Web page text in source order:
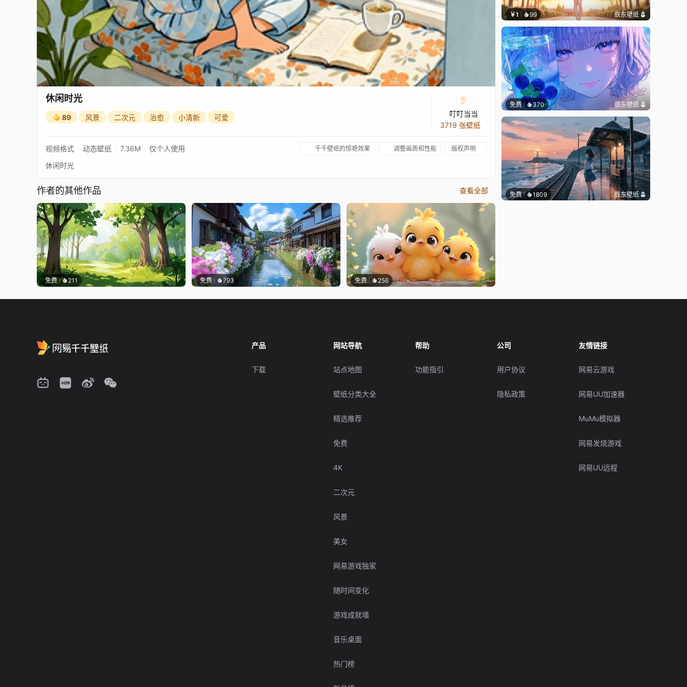
休闲时光
89 风景 二次元 治愈 小清新 可爱
叮叮当当
3719 张壁纸
视频格式 动态壁纸 7.36M 仅个人使用 千千壁纸的惊艳效果 调整画质和性能 版权声明
休闲时光
作者的其他作品 查看全部
免费 211 免费 793 免费 256
￥1 99 辰东壁纸
免费 370 辰东壁纸
免费 1809 辰东壁纸
产品
下载
网站导航
站点地图
壁纸分类大全
精选推荐
免费
4K
二次元
风景
美女
网易游戏独家
随时间变化
游戏成就墙
音乐桌面
热门榜
帮助
功能指引
公司
用户协议
隐私政策
友情链接
网易云游戏
网易UU加速器
MuMu模拟器
网易发烧游戏
网易UU远程